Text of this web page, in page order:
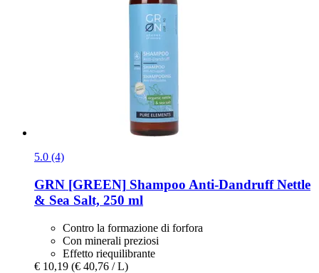
5.0 (4)
GRN [GREEN] Shampoo Anti-​Dandruff Nettle
& Sea Salt, 250 ml
Contro la formazione di forfora
Con minerali preziosi
Effetto riequilibrante
€ 10,19 (€ 40,76 / L)